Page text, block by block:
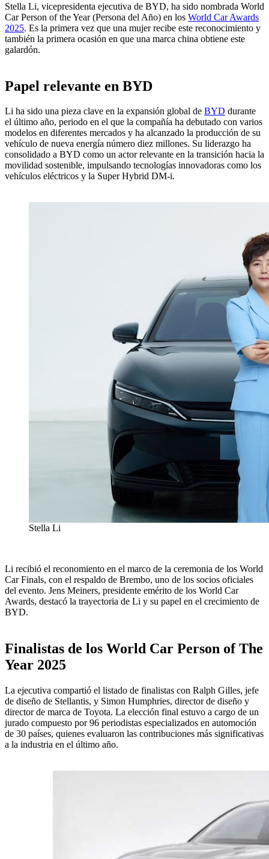
Stella Li, vicepresidenta ejecutiva de BYD, ha sido nombrada World
Car Person of the Year (Persona del Año) en los World Car Awards
2025. Es la primera vez que una mujer recibe este reconocimiento y
también la primera ocasión en que una marca china obtiene este
galardón.
Papel relevante en BYD
Li ha sido una pieza clave en la expansión global de BYD durante
el último año, periodo en el que la compañía ha debutado con varios
modelos en diferentes mercados y ha alcanzado la producción de su
vehículo de nueva energía número diez millones. Su liderazgo ha
consolidado a BYD como un actor relevante en la transición hacia la
movilidad sostenible, impulsando tecnologías innovadoras como los
vehículos eléctricos y la Super Hybrid DM-i.
Stella Li
Li recibió el reconomiento en el marco de la ceremonia de los World
Car Finals, con el respaldo de Brembo, uno de los socios oficiales
del evento. Jens Meiners, presidente emérito de los World Car
Awards, destacó la trayectoria de Li y su papel en el crecimiento de
BYD.
Finalistas de los World Car Person of The
Year 2025
La ejecutiva compartió el listado de finalistas con Ralph Gilles, jefe
de diseño de Stellantis, y Simon Humphries, director de diseño y
director de marca de Toyota. La elección final estuvo a cargo de un
jurado compuesto por 96 periodistas especializados en automoción
de 30 países, quienes evaluaron las contribuciones más significativas
a la industria en el último año.